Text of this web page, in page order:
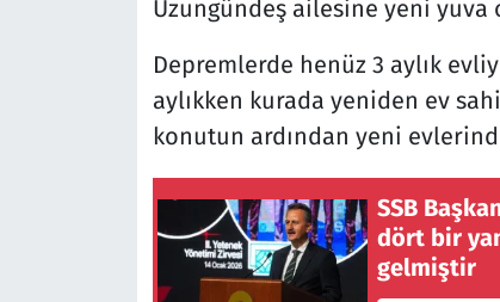
Uzungündeş ailesine yeni yuva
Depremlerde henüz 3 aylık
aylıkken kurada yeniden ev
konutun ardından yeni
SSB
dört bir
gelmiştir